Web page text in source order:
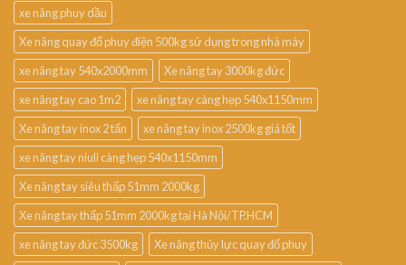
xe nâng phuy dầu
Xe nâng quay đổ phuy điện 500kg sử dụng trong nhà máy
xe nâng tay 540x2000mm
Xe nâng tay 3000kg đức
xe nâng tay cao 1m2
xe nâng tay càng hẹp 540x1150mm
Xe nâng tay inox 2 tấn
xe nâng tay inox 2500kg giá tốt
xe nâng tay niuli càng hẹp 540x1150mm
Xe nâng tay siêu thấp 51mm 2000kg
Xe nâng tay thấp 51mm 2000kg tại Hà Nội/TP.HCM
xe nâng tay đức 3500kg
Xe nâng thủy lực quay đổ phuy